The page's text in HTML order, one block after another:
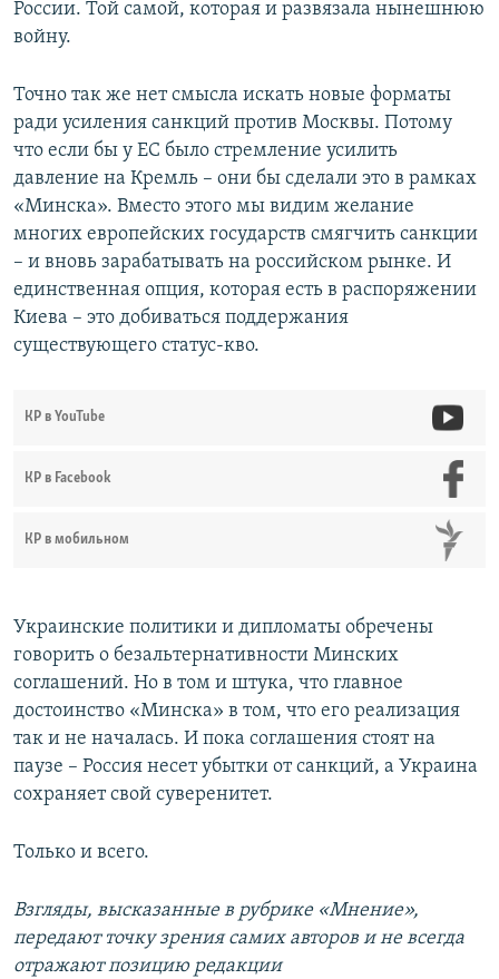
России. Той самой, которая и развязала нынешнюю
войну.
Точно так же нет смысла искать новые форматы
ради усиления санкций против Москвы. Потому
что если бы у ЕС было стремление усилить
давление на Кремль – они бы сделали это в рамках
«Минска». Вместо этого мы видим желание
многих европейских государств смягчить санкции
– и вновь зарабатывать на российском рынке. И
единственная опция, которая есть в распоряжении
Киева – это добиваться поддержания
существующего статус-кво.
КР в YouTube
КР в Facebook
КР в мобильном
Украинские политики и дипломаты обречены
говорить о безальтернативности Минских
соглашений. Но в том и штука, что главное
достоинство «Минска» в том, что его реализация
так и не началась. И пока соглашения стоят на
паузе – Россия несет убытки от санкций, а Украина
сохраняет свой суверенитет.
Только и всего.
Взгляды, высказанные в рубрике «Мнение»,
передают точку зрения самих авторов и не всегда
отражают позицию редакции